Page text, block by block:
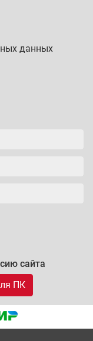
данных
сайта
ПК